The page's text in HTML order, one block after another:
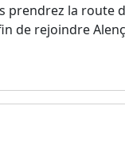
prendrez la route
de rejoindre